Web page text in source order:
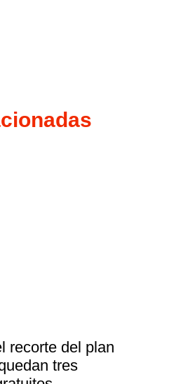
recorte del plan
tres